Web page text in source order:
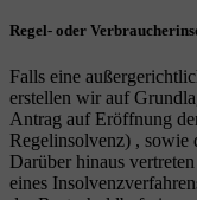
Regel- oder
Falls eine
erstellen wir auf
Antrag auf Eröffnung
Regelinsolvenz) , sowie
Darüber hinaus
eines